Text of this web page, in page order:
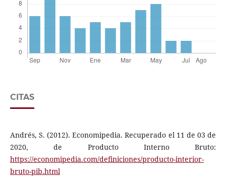
CITAS
Andrés, S. (2012). Economipedia. Recuperado el 11 de 03 de
2020, de Producto Interno Bruto:
https://economipedia.com/definiciones/producto-interior-
bruto-pib.html